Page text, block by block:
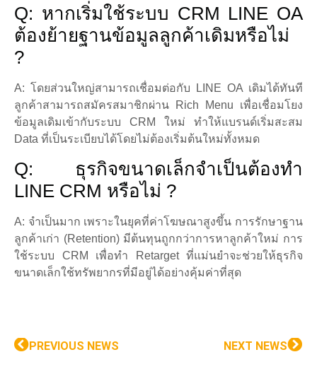
Q: หากเริ่มใช้ระบบ CRM LINE OA
ต้องย้ายฐานข้อมูลลูกค้าเดิมหรือไม่
?
A: โดยส่วนใหญ่สามารถเชื่อมต่อกับ LINE OA เดิมได้ทันที
ลูกค้าสามารถสมัครสมาชิกผ่าน Rich Menu เพื่อเชื่อมโยง
ข้อมูลเดิมเข้ากับระบบ CRM ใหม่ ทำให้แบรนด์เริ่มสะสม
Data ที่เป็นระเบียบได้โดยไม่ต้องเริ่มต้นใหม่ทั้งหมด
Q: ธุรกิจขนาดเล็กจำเป็นต้องทำ
LINE CRM หรือไม่ ?
A: จำเป็นมาก เพราะในยุคที่ค่าโฆษณาสูงขึ้น การรักษาฐาน
ลูกค้าเก่า (Retention) มีต้นทุนถูกกว่าการหาลูกค้าใหม่ การ
ใช้ระบบ CRM เพื่อทำ Retarget ที่แม่นยำจะช่วยให้ธุรกิจ
ขนาดเล็กใช้ทรัพยากรที่มีอยู่ได้อย่างคุ้มค่าที่สุด
PREVIOUS NEWS NEXT NEWS